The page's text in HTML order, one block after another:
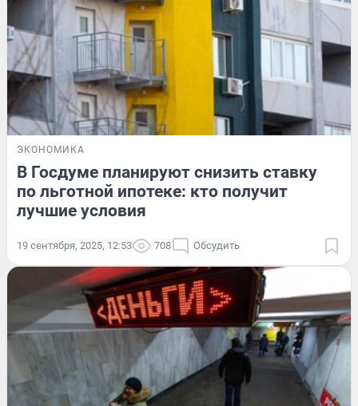
ЭКОНОМИКА
В Госдуме планируют снизить ставку
по льготной ипотеке: кто получит
лучшие условия
19 сентября, 2025, 12:53 708 Обсудить